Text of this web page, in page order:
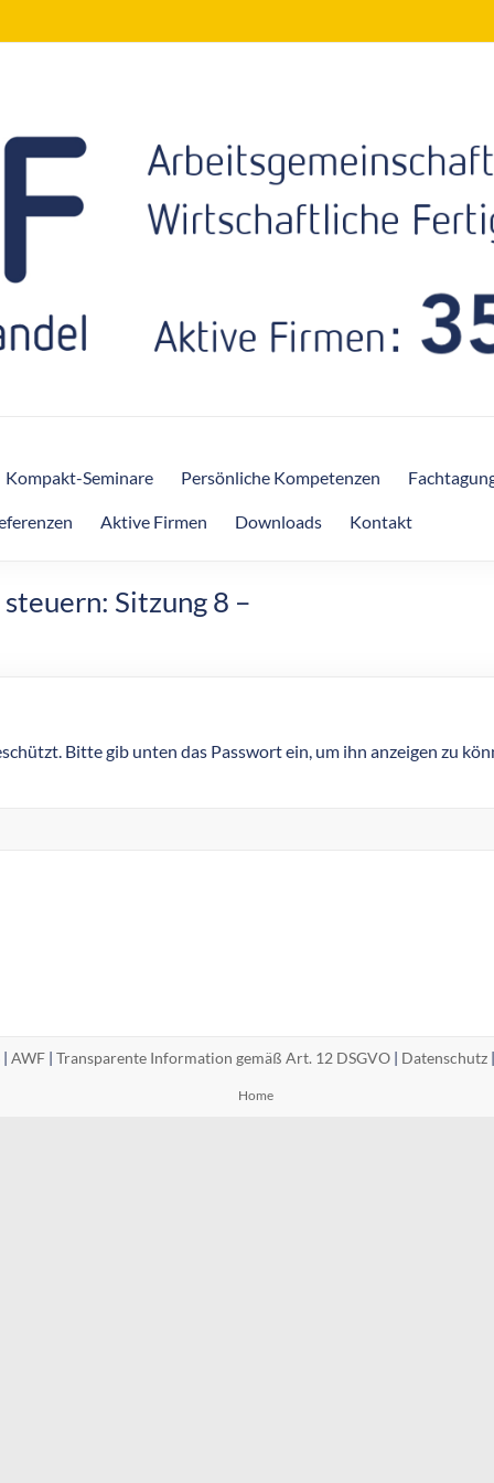
Kompakt-Seminare Persönliche Kompetenzen
Aktive Firmen Downloads Kontakt
Sitzung 8 –
Bitte gib unten das Passwort ein, um ihn anzeigen zu
AWF | Transparente Information gemäß Art. 12 DSGVO | Datenschutz
Home